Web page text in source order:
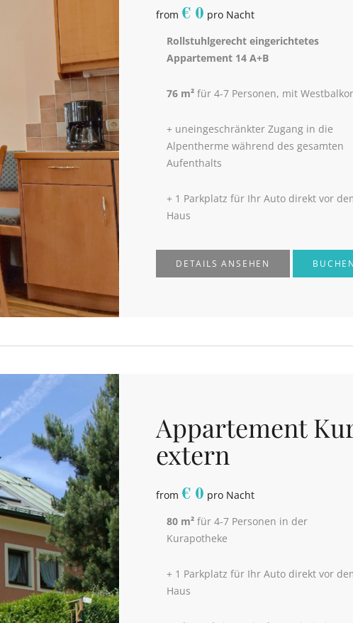
from €0 pro Nacht
Rollstuhlgerecht eingerichtetes
Appartement 14 A+B
76 m²für 4-7 Personen, mit
+ uneingeschränkter Zugang in die
Alpentherme während des gesamten
Aufenthalts
+ 1 Parkplatz für Ihr Auto direkt vor
Haus
DETAILS ANSEHEN BUCHEN
from €0 pro Nacht
Appartement
extern
80 m²für 4-7 Personen in der
Kurapotheke
+ 1 Parkplatz für Ihr Auto direkt vor
Haus